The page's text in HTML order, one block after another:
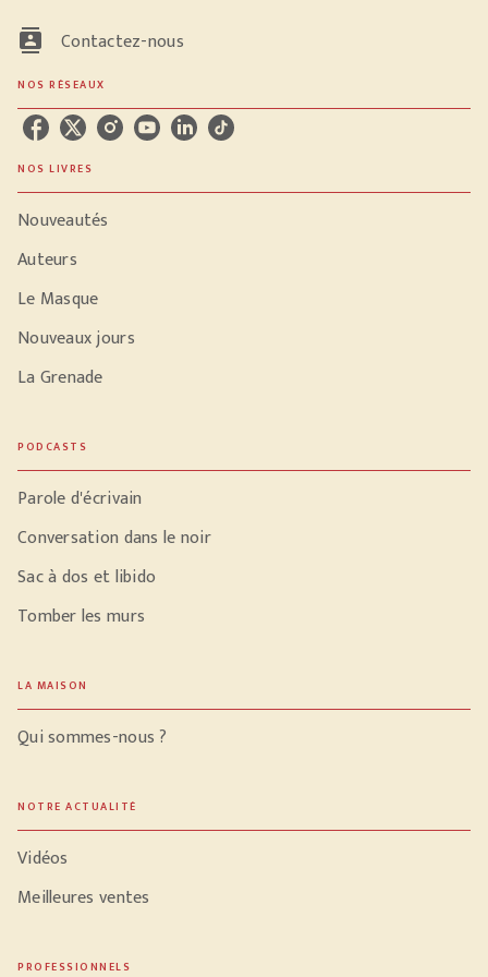
contacts Contactez-nous
NOS RÉSEAUX
NOS LIVRES
Nouveautés
Auteurs
Le Masque
Nouveaux jours
La Grenade
PODCASTS
Parole d'écrivain
Conversation dans le noir
Sac à dos et libido
Tomber les murs
LA MAISON
Qui sommes-nous ?
NOTRE ACTUALITÉ
Vidéos
Meilleures ventes
PROFESSIONNELS